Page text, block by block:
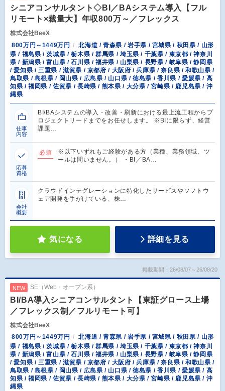
シニアコンサルタント◇BI／BAシステム導入【フル
リモート×裁量大】年収800万～／フレックス
株式会社BeeX
800万円～1449万円
北海道 / 青森県 / 岩手県 / 宮城県 / 秋田県 / 山形
県 / 福島県 / 茨城県 / 栃木県 / 群馬県 / 埼玉県 / 千葉県 / 東京都 / 神奈川
県 / 新潟県 / 富山県 / 石川県 / 福井県 / 山梨県 / 長野県 / 岐阜県 / 静岡県
/ 愛知県 / 三重県 / 滋賀県 / 京都府 / 大阪府 / 兵庫県 / 奈良県 / 和歌山県 /
鳥取県 / 島根県 / 岡山県 / 広島県 / 山口県 / 徳島県 / 香川県 / 愛媛県 / 高
知県 / 福岡県 / 佐賀県 / 長崎県 / 熊本県 / 大分県 / 宮崎県 / 鹿児島県 / 沖
縄県
仕事
内容
BI/BAシステムの導入・改善・刷新における最上流工程からプ
ロジェクトリードまでをお任せします。 ※BIに限らず、経営
課題…
応募
資格
必須
※以下いずれもご経験がある方（業種、業務領域、ツ
ールは問いません。） ・BI／BA…
会社
概要
クラウドインテグレーションに特化したサービスやソフトウ
ェア開発を手がけている、株…
気になる 詳細を見る
掲載期間：26/08/07～26/08/20
NEW SE（Web・オープン系）
BI/BA導入シニアコンサルタント【東証グロース上場
／フレックス制／フルリモート可】
株式会社BeeX
800万円～1449万円
北海道 / 青森県 / 岩手県 / 宮城県 / 秋田県 / 山形
県 / 福島県 / 茨城県 / 栃木県 / 群馬県 / 埼玉県 / 千葉県 / 東京都 / 神奈川
県 / 新潟県 / 富山県 / 石川県 / 福井県 / 山梨県 / 長野県 / 岐阜県 / 静岡県
/ 愛知県 / 三重県 / 滋賀県 / 京都府 / 大阪府 / 兵庫県 / 奈良県 / 和歌山県 /
鳥取県 / 島根県 / 岡山県 / 広島県 / 山口県 / 徳島県 / 香川県 / 愛媛県 / 高
知県 / 福岡県 / 佐賀県 / 長崎県 / 熊本県 / 大分県 / 宮崎県 / 鹿児島県 / 沖
縄県